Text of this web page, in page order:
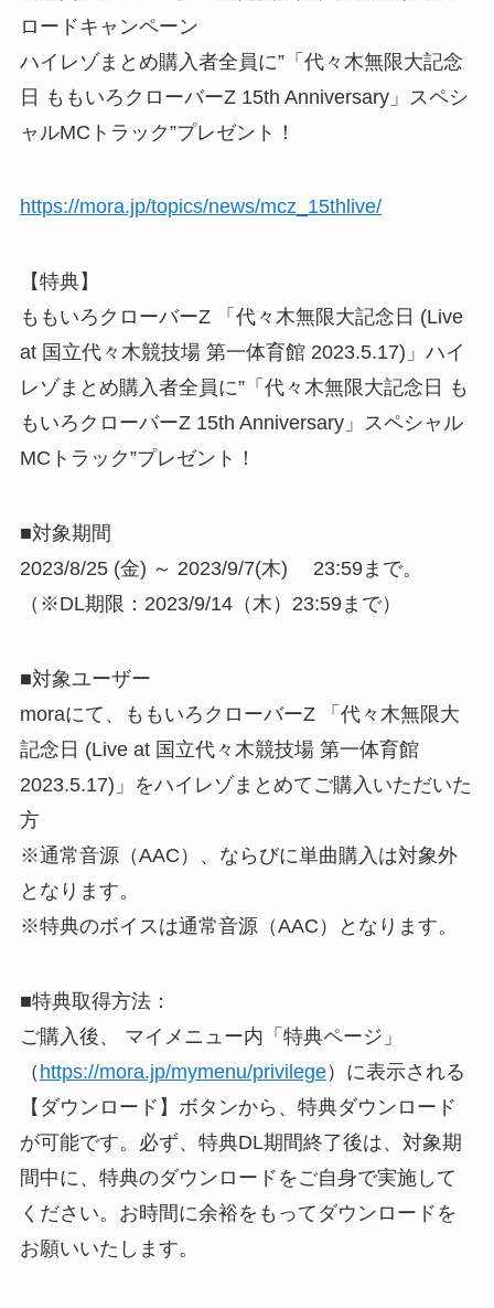
ロードキャンペーン
ハイレゾまとめ購入者全員に”「代々木無限大記念
日 ももいろクローバーZ 15th Anniversary」スペシ
ャルMCトラック”プレゼント！
https://mora.jp/topics/news/mcz_15thlive/
【特典】
ももいろクローバーZ 「代々木無限大記念日 (Live
at 国立代々木競技場 第一体育館 2023.5.17)」ハイ
レゾまとめ購入者全員に”「代々木無限大記念日 も
もいろクローバーZ 15th Anniversary」スペシャル
MCトラック”プレゼント！
■対象期間
2023/8/25 (金) ～ 2023/9/7(木) 23:59まで。
（※DL期限：2023/9/14（木）23:59まで）
■対象ユーザー
moraにて、ももいろクローバーZ 「代々木無限大
記念日 (Live at 国立代々木競技場 第一体育館
2023.5.17)」をハイレゾまとめてご購入いただいた
方
※通常音源（AAC）、ならびに単曲購入は対象外
となります。
※特典のボイスは通常音源（AAC）となります。
■特典取得方法：
ご購入後、 マイメニュー内「特典ページ」
（ https://mora.jp/mymenu/privilege）に表示される
【ダウンロード】ボタンから、特典ダウンロード
が可能です。必ず、特典DL期間終了後は、対象期
間中に、特典のダウンロードをご自身で実施して
ください。お時間に余裕をもってダウンロードを
お願いいたします。